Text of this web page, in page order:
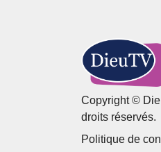
Copyright ©
droits réservés.
Politique de